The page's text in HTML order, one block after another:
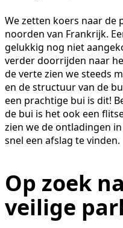
We zetten koers naar de
noorden van Frankrijk.
gelukkig nog niet
verder doorrijden naar
de verte zien we steeds
en de structuur van de
een prachtige bui is dit!
de bui is het ook een
zien we de ontladingen
snel een afslag te vinden.
Op zoek
veilige